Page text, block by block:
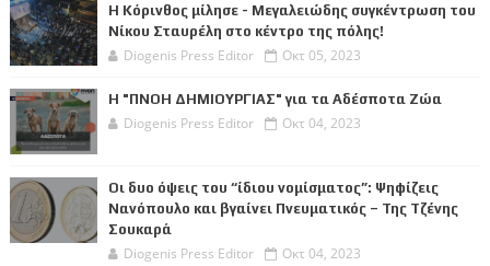
Η Κόρινθος μίλησε - Μεγαλειώδης συγκέντρωση του
Νίκου Σταυρέλη στο κέντρο της πόλης!
Diogenis Press Editor Οκτ 05, 2023
Η "ΠΝΟΗ ΔΗΜΙΟΥΡΓΙΑΣ" για τα Αδέσποτα Ζώα
Diogenis Press Editor Οκτ 04, 2023
Οι δυο όψεις του “ίδιου νομίσματος”: Ψηφίζεις
Νανόπουλο και βγαίνει Πνευματικός – Της Τζένης
Σουκαρά
Diogenis Press Editor Οκτ 04, 2023